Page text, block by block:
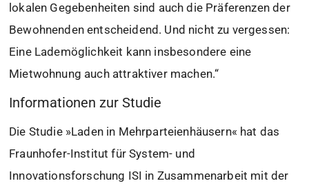
lokalen Gegebenheiten sind auch die Präferenzen der
Bewohnenden entscheidend. Und nicht zu vergessen:
Eine Lademöglichkeit kann insbesondere eine
Mietwohnung auch attraktiver machen.“
Informationen zur Studie
Die Studie »Laden in Mehrparteienhäusern« hat das
Fraunhofer-Institut für System- und
Innovationsforschung ISI in Zusammenarbeit mit der